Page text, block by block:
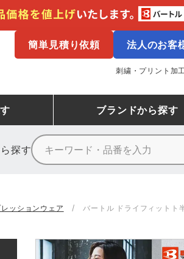
簡単見積り依頼 法人のお客
刺繍・プリント加
ャツ 安全保護
ェアランキング 作業用ポロシャ
ブランドから探す
運送・倉庫作業
探す
ッションウェア バートル ドライフィットト